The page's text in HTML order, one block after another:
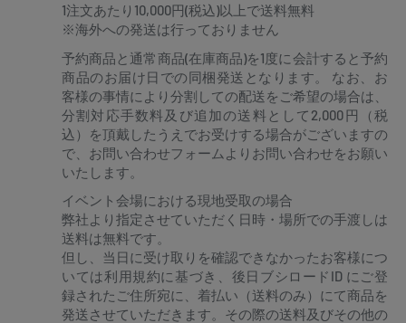
1注文あたり10,000円(税込)以上で送料無料
※海外への発送は行っておりません
予約商品と通常商品(在庫商品)を1度に会計すると予約
商品のお届け日での同梱発送となります。 なお、お
客様の事情により分割しての配送をご希望の場合は、
分割対応手数料及び追加の送料として2,000円（税
込）を頂戴したうえでお受けする場合がございますの
で、お問い合わせフォームよりお問い合わせをお願い
いたします。
イベント会場における現地受取の場合
弊社より指定させていただく日時・場所での手渡しは
送料は無料です。
但し、当日に受け取りを確認できなかったお客様につ
いては利用規約に基づき、後日ブシロードID にご登
録されたご住所宛に、着払い（送料のみ）にて商品を
発送させていただきます。その際の送料及びその他の